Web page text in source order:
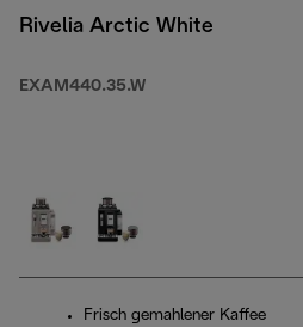
Rivelia Arctic White
EXAM440.35.W
Frisch gemahlener Kaffee